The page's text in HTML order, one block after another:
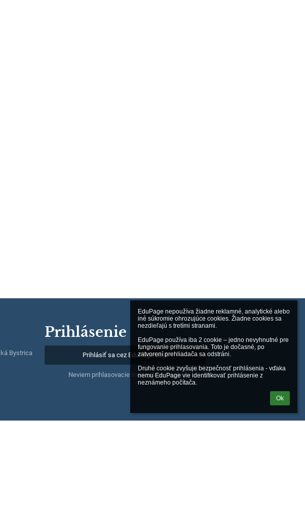
EduPage nepoužíva žiadne reklamné, analytické alebo
iné súkromie ohrozujúce cookies. Žiadne cookies sa
nezdieľajú s tretími stranami.
EduPage používa iba 2 cookie – jedno nevyhnutné pre
fungovanie prihlasovania. Toto je dočasné, po
zatvorení prehliadača sa odstráni.
Druhé cookie zvyšuje bezpečnosť prihlásenia - vďaka
nemu EduPage vie identifikovať prihlásenie z
neznámeho počítača.
Ok
Bystrica
Prihlásenie
Prihlásiť sa cez EduPage účet
Neviem prihlasovacie meno alebo heslo